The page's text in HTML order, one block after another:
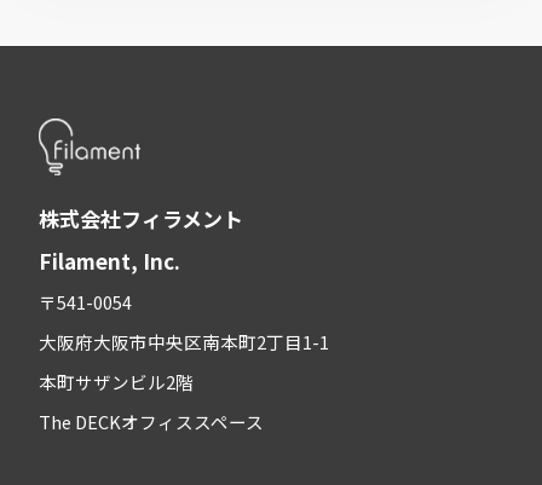
株式会社フィラメント
Filament, Inc.
〒541-0054
大阪府大阪市中央区南本町2丁目1-1
本町サザンビル2階
The DECKオフィススペース